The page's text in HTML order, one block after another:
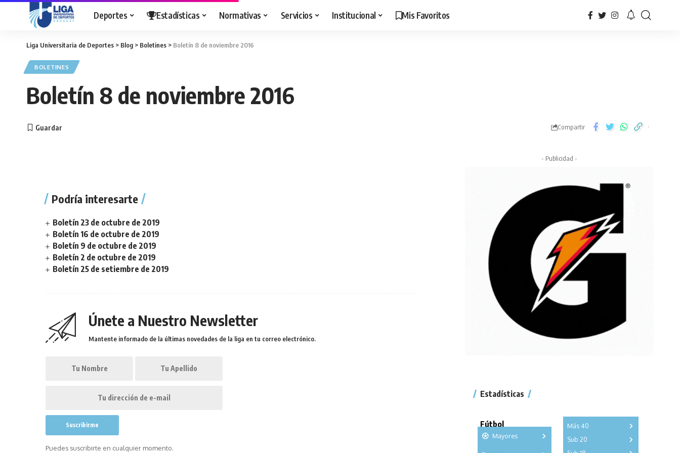
Deportes Estadísticas Normativas Servicios Institucional Mis Favoritos
Liga Universitaria de Deportes > Blog > Boletines > Boletín 8 de noviembre 2016
BOLETINES
Boletín 8 de noviembre 2016
Compartir
Podría interesarte
Boletín 23 de octubre de 2019
Boletín 16 de octubre de 2019
Boletín 9 de octubre de 2019
Boletín 2 de octubre de 2019
Boletín 25 de setiembre de 2019
Únete a Nuestro Newsletter
Mantente informado de la últimas novedades de la liga en tu correo electrónico.
Puedes suscribirte en cualquier momento.
- Publicidad -
Estadísticas
Fútbol
Mayores
Más 40
Sub 20